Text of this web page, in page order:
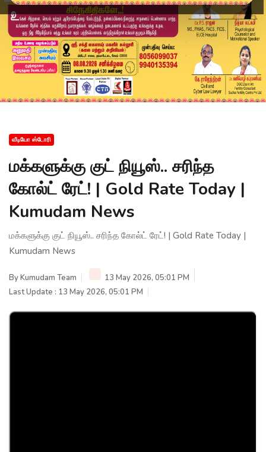
வீடியோ ஸ்டோரி
மக்களுக்கு குட் நியூஸ்.. சரிந்த
கோல்ட் ரேட்! | Gold Rate Today |
Kumudam News
மக்களுக்கு குட் நியூஸ்.. சரிந்த கோல்ட் ரேட்! | Gold Rate Today |
Kumudam News
ByKumudam Team
13 May 2026, 05:01 PM
Last Update : 13 May 2026, 05:01 PM